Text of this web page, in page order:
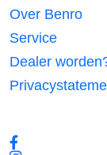
Over Benro
Service
Dealer